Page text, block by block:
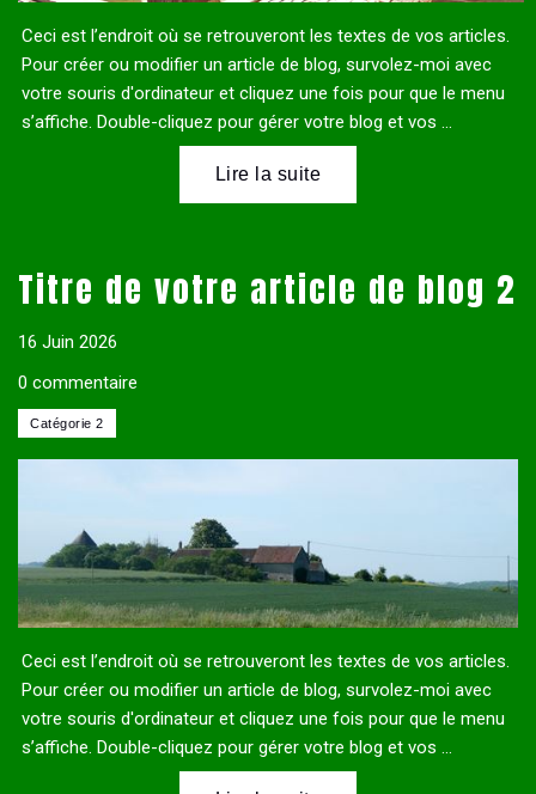
Ceci est l’endroit où se retrouveront les textes de vos articles.
Pour créer ou modifier un article de blog, survolez-moi avec
votre souris d'ordinateur et cliquez une fois pour que le menu
s’affiche. Double-cliquez pour gérer votre blog et vos ...
Titre de votre article de blog 2
16 Juin 2026
0 commentaire
Ceci est l’endroit où se retrouveront les textes de vos articles.
Pour créer ou modifier un article de blog, survolez-moi avec
votre souris d'ordinateur et cliquez une fois pour que le menu
s’affiche. Double-cliquez pour gérer votre blog et vos ...